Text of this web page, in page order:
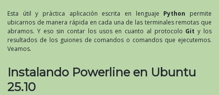
Esta útil y práctica aplicación escrita en lenguaje Python permite
ubicarnos de manera rápida en cada una de las terminales remotas que
abramos. Y eso sin contar los usos en cuanto al protocolo Git y los
resultados de los guiones de comandos o comandos que ejecutemos.
Veamos.
Instalando Powerline en Ubuntu
25.10